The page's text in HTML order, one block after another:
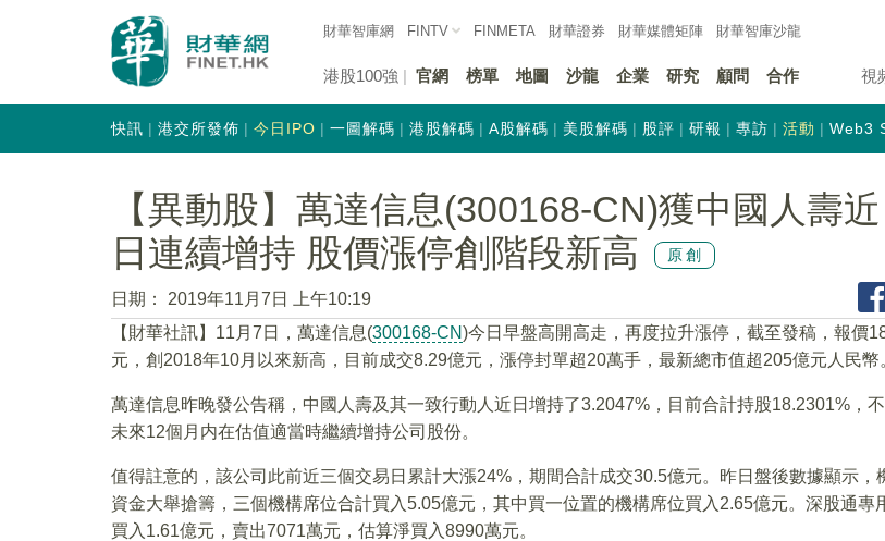
財華智庫網 FINTV FINMETA 財華證券 財華媒體矩陣 財華智庫沙龍
港股100強 官網 榜單 地圖 沙龍 企業 研究 顧問 合作 視
快訊 港交所發佈 今日IPO 一圖解碼 港股解碼 A股解碼 美股解碼 股評 研報 專訪 活動 Web3
【異動股】萬達信息(300168-CN)獲中國人壽近
日連續增持 股價漲停創階段新高
原創
日期：
2019年11月7日 上午10:19
【財華社訊】11月7日，萬達信息(300168-CN)今日早盤高開高走，再度拉升漲停，截至發稿，報價
元，創2018年10月以來新高，目前成交8.29億元，漲停封單超20萬手，最新總市值超205億元人民幣
萬達信息昨晚發公告稱，中國人壽及其一致行動人近日增持了3.2047%，目前合計持股18.2301%，
未來12個月内在估值適當時繼續增持公司股份。
值得註意的，該公司此前近三個交易日累計大漲24%，期間合計成交30.5億元。昨日盤後數據顯示，
資金大舉搶籌，三個機構席位合計買入5.05億元，其中買一位置的機構席位買入2.65億元。深股通專
買入1.61億元，賣出7071萬元，估算淨買入8990萬元。